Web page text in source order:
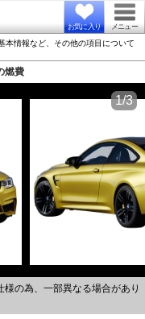
お気に入り メニュー
本情報など、その他の項目について
燃費
の為、一部異なる場合があり
1/3